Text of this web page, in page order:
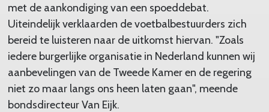
met de aankondiging van een spoeddebat.
Uiteindelijk verklaarden de voetbalbestuurders zich
bereid te luisteren naar de uitkomst hiervan. "Zoals
iedere burgerlijke organisatie in Nederland kunnen wij
aanbevelingen van de Tweede Kamer en de regering
niet zo maar langs ons heen laten gaan", meende
bondsdirecteur Van Eijk.